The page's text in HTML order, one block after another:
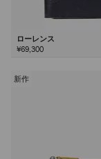
ローレンス
¥69,300
新作